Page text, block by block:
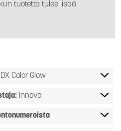
tuotetta tulee lisää
DX Color Glow
Innova